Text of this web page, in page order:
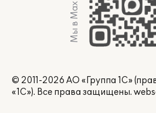
Мы в Max
© 2011-2026 АО «Группа 1С»
«1С»). Все права защищены.